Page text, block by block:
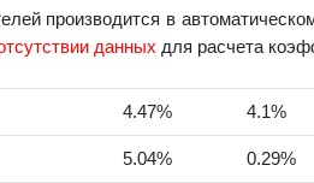
производится в
данных для расчета
4.47% 4.1%
5.04% 0.29%